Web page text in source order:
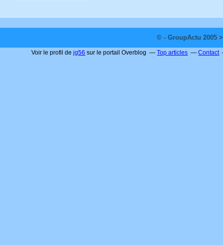
© - GroupActu 2005
Voir le profil dejg56 sur le portail Overblog Top articles Contact